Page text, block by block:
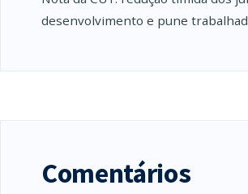
desenvolvimento e pune
Comentários